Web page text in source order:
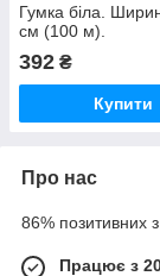
Гумка біла.
см (100 м).
392 ₴
Купити
Про нас
86% позитивних з
Працює з